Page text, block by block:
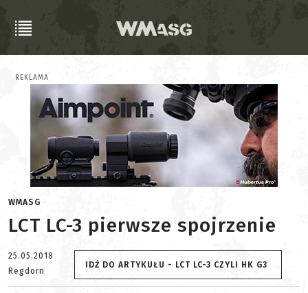
REKLAMA
WMASG
LCT LC-3 pierwsze spojrzenie
25.05.2018
Regdorn
IDŹ DO ARTYKUŁU - LCT LC-3 CZYLI HK G3